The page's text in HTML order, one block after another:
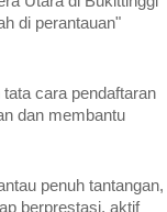
di perantauan"
cara pendaftaran
dan membantu
penuh tantangan,
berprestasi, aktif